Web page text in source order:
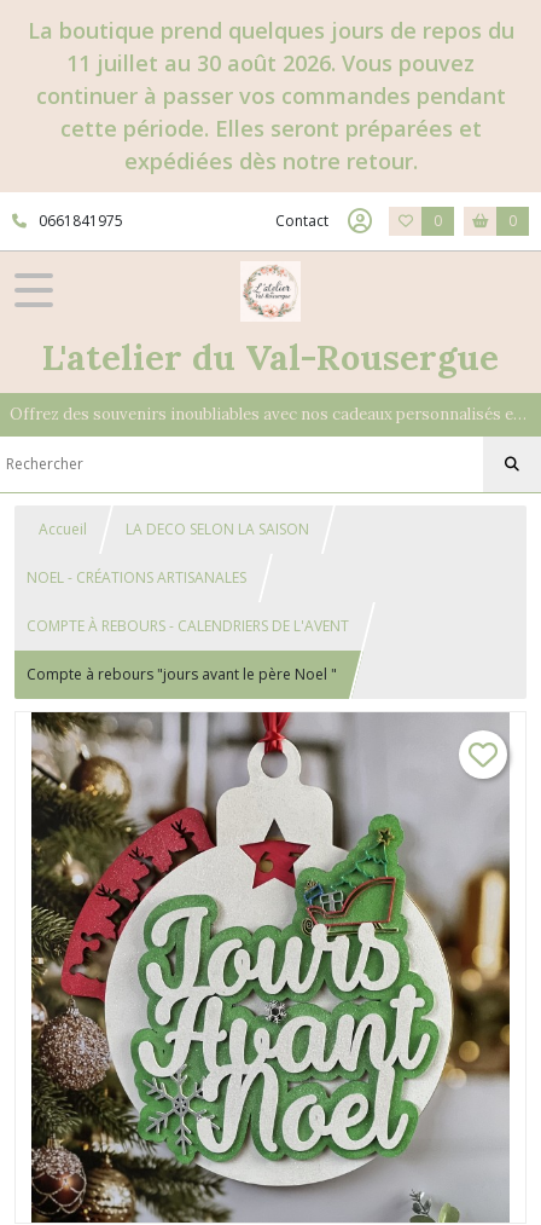
La boutique prend quelques jours de repos du
11 juillet au 30 août 2026. Vous pouvez
continuer à passer vos commandes pendant
cette période. Elles seront préparées et
expédiées dès notre retour.
0661841975 Contact 0 0
L'atelier du Val-Rousergue
Offrez des souvenirs inoubliables avec nos cadeaux personnalisés et uniques
Accueil LA DECO SELON LA SAISON
NOEL - CRÉATIONS ARTISANALES
COMPTE À REBOURS - CALENDRIERS DE L'AVENT
Compte à rebours "jours avant le père Noel "